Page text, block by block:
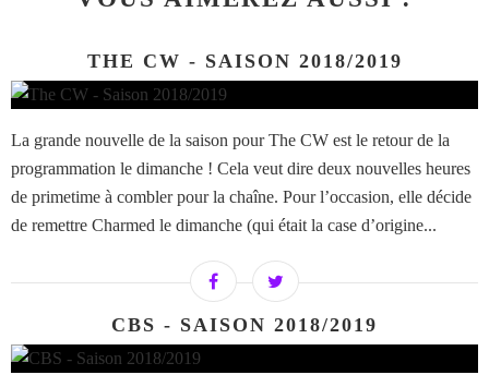
THE CW - SAISON 2018/2019
La grande nouvelle de la saison pour The CW est le retour de la
programmation le dimanche ! Cela veut dire deux nouvelles heures
de primetime à combler pour la chaîne. Pour l’occasion, elle décide
de remettre Charmed le dimanche (qui était la case d’origine...
CBS - SAISON 2018/2019